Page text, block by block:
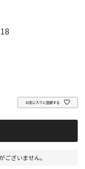
お気に入りに登録する
ございません。